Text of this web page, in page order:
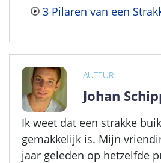
3 Pilaren van een
AUTEUR
Johan
Ik weet dat een strakke
gemakkelijk is. Mijn
jaar geleden op hetzelfde